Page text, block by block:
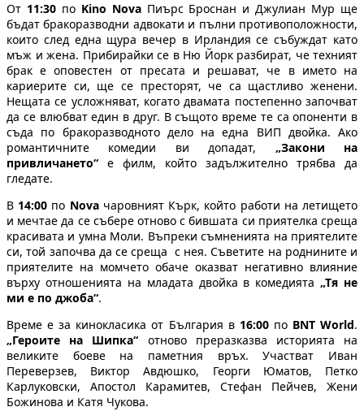
От 11:30по Kino NovaПиърс Броснан и Джулиан Мур ще
бъдат бракоразводни адвокати и пълни противоположности,
които след една щура вечер в Ирландия се събуждат като
мъж и жена. Прибирайки се в Ню Йорк разбират, че техният
брак е оповестен от пресата и решават, че в името на
кариерите си, ще се престорят, че са щастливо женени.
Нещата се усложняват, когато двамата постепенно започват
да се влюбват един в друг. В същото време те са опоненти в
съда по бракоразводното дело на една ВИП двойка. Ако
романтичните комедии ви допадат, „Закони на
привличането“ е филм, който задължително трябва да
гледате.
В 14:00 по Novaчаровният Кърк, който работи на летището
и мечтае да се събере отново с бившата си приятелка среща
красивата и умна Моли. Въпреки съмненията на приятелите
си, той започва да се среща с нея. Съветите на роднините и
приятелите на момчето обаче оказват негативно влияние
върху отношенията на младата двойка в комедията „Тя не
ми е по джоба“.
Време е за кинокласика от България в 16:00 по BNT World.
„Героите на Шипка“ отново преразказва историята на
великите боеве на паметния връх. Участват Иван
Переверзев, Виктор Авдюшко, Георги Юматов, Петко
Карлуковски, Апостол Карамитев, Стефан Пейчев, Жени
Божинова и Катя Чукова.